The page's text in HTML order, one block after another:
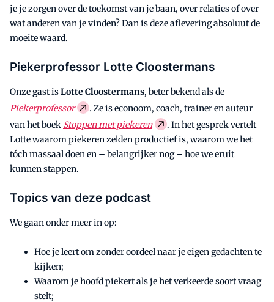
je je zorgen over de toekomst van je baan, over relaties of over
wat anderen van je vinden? Dan is deze aflevering absoluut de
moeite waard.
Piekerprofessor Lotte Cloostermans
Onze gast isLotte Cloostermans, beter bekend als de
Piekerprofessor
. Ze is econoom, coach, trainer en auteur
van het boek Stoppen met piekeren
. In het gesprek vertelt
Lotte waarom piekeren zelden productief is, waarom we het
tóch massaal doen en – belangrijker nog – hoe we eruit
kunnen stappen.
Topics van deze podcast
We gaan onder meer in op:
Hoe je leert om zonder oordeel naar je eigen gedachten te
kijken;
Waarom je hoofd piekert als je het verkeerde soort vraag
stelt;